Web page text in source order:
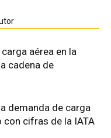
aérea en la
cadena de
demanda de carga
con cifras de la IATA